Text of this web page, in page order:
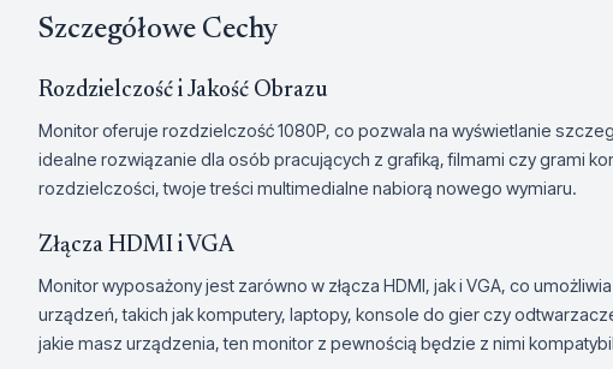
Szczegółowe Cechy
Rozdzielczość i Jakość Obrazu
Monitor oferuje rozdzielczość 1080P, co pozwala na wyświetlanie
idealne rozwiązanie dla osób pracujących z grafiką, filmami czy grami
rozdzielczości, twoje treści multimedialne nabiorą nowego wymiaru.
Złącza HDMI i VGA
Monitor wyposażony jest zarówno w złącza HDMI, jak i VGA, co
urządzeń, takich jak komputery, laptopy, konsole do gier czy
jakie masz urządzenia, ten monitor z pewnością będzie z nimi